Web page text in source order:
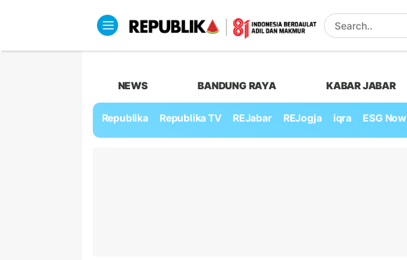
NEWS BANDUNG RAYA KABAR JABAR
Republika Republika TV REJabar REJogja iqra ESG Now